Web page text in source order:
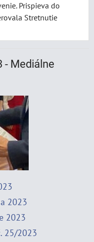
Prispieva do
Stretnutie
- Mediálne
2023
2023
25/2023